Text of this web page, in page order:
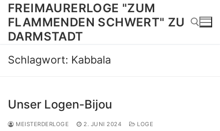
Zum
Inhalt
springen
FREIMAURERLOGE "ZUM
FLAMMENDEN SCHWERT" ZU
DARMSTADT
Suchen nach:
Schlagwort: Kabbala
Unser Logen-Bijou
MEISTERDERLOGE 2. JUNI 2024 LOGE